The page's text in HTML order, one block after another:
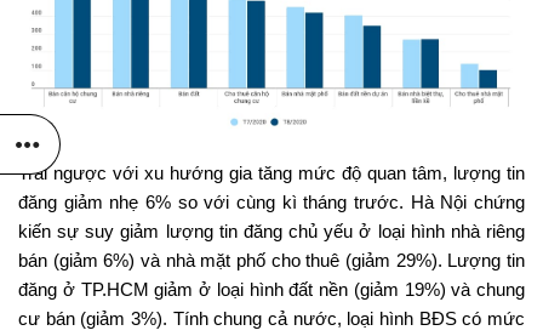
Trái ngược với xu hướng gia tăng mức độ quan tâm, lượng tin
đăng giảm nhẹ 6% so với cùng kì tháng trước. Hà Nội chứng
kiến sự suy giảm lượng tin đăng chủ yếu ở loại hình nhà riêng
bán (giảm 6%) và nhà mặt phố cho thuê (giảm 29%). Lượng tin
đăng ở TP.HCM giảm ở loại hình đất nền (giảm 19%) và chung
cư bán (giảm 3%). Tính chung cả nước, loại hình BĐS có mức